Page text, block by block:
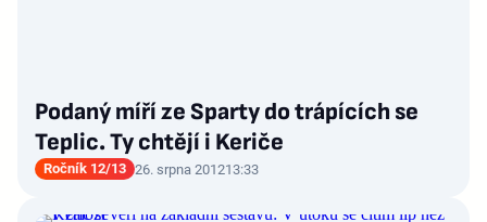
Podaný míří ze Sparty do trápících se
Teplic. Ty chtějí i Keriče
Ročník 12/13 26. srpna 201213:33